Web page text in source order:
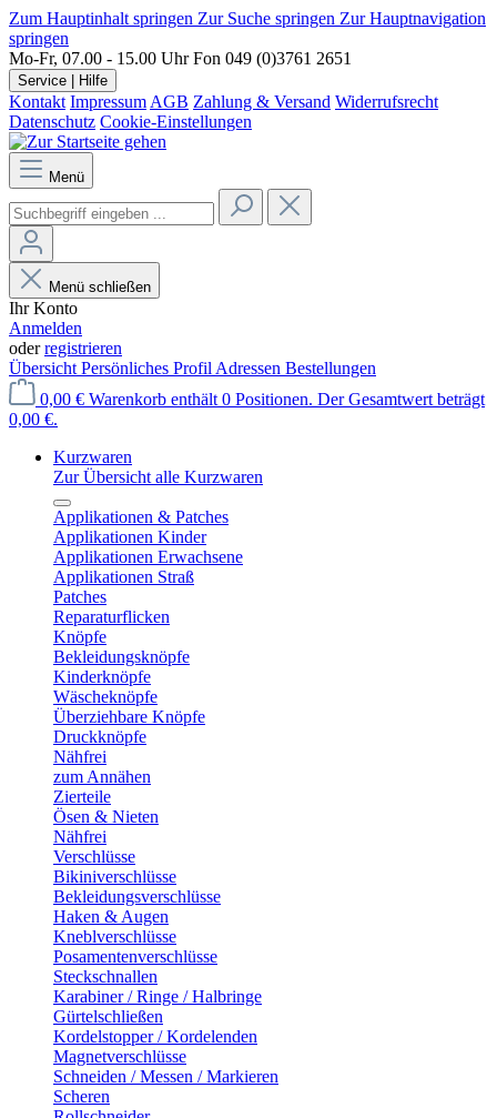
Zum Hauptinhalt springen Zur Suche springen Zur Hauptnavigation
springen
Mo-Fr, 07.00 - 15.00 Uhr Fon 049 (0)3761 2651
Service | Hilfe
Kontakt Impressum AGB Zahlung & Versand Widerrufsrecht
Datenschutz Cookie-Einstellungen
Menü
Menü schließen
Ihr Konto
Anmelden
oderregistrieren
Übersicht Persönliches Profil Adressen Bestellungen
0,00 € Warenkorb enthält 0 Positionen. Der Gesamtwert beträgt
0,00 €.
Kurzwaren
Zur Übersicht alle Kurzwaren
Applikationen & Patches
Applikationen Kinder
Applikationen Erwachsene
Applikationen Straß
Patches
Reparaturflicken
Knöpfe
Bekleidungsknöpfe
Kinderknöpfe
Wäscheknöpfe
Überziehbare Knöpfe
Druckknöpfe
Nähfrei
zum Annähen
Zierteile
Ösen & Nieten
Nähfrei
Verschlüsse
Bikiniverschlüsse
Bekleidungsverschlüsse
Haken & Augen
Kneblverschlüsse
Posamentenverschlüsse
Steckschnallen
Karabiner / Ringe / Halbringe
Gürtelschließen
Kordelstopper / Kordelenden
Magnetverschlüsse
Schneiden / Messen / Markieren
Scheren